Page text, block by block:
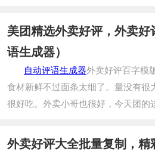
美团精选外卖好评，外卖
语生成器）
自动评语生成器外卖好评百字
食材新鲜不过面条太细了。量没有很
很好吃。外卖小哥也很好，今天团的
外卖好评大全批量复制，精